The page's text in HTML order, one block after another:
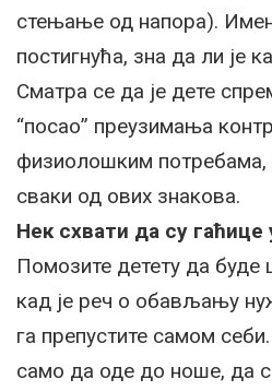
стењање од напора).
постигнућа, зна да ли је
Сматра се да је дете
“посао” преузимања
физиолошким потребама,
сваки од ових знакова.
Нек схвати да су гаћице
Помозите детету да буде
кад је реч о обављању
га препустите самом
само да оде до ноше, да